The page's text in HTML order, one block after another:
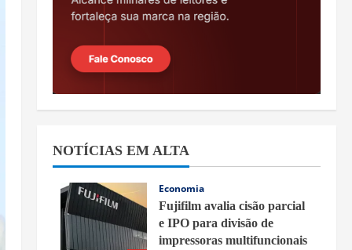
NOTÍCIAS EM ALTA
Economia
Fujifilm avalia cisão parcial
e IPO para divisão de
impressoras multifuncionais